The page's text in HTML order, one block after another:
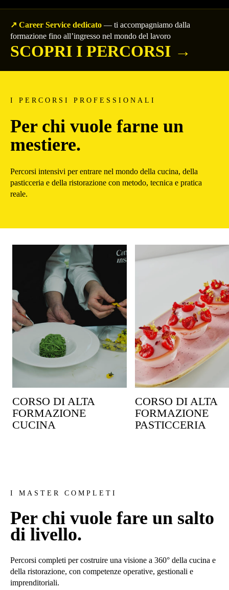
↗ Career Service dedicato — ti accompagniamo dalla
formazione fino all’ingresso nel mondo del lavoro
SCOPRI I PERCORSI →
I PERCORSI PROFESSIONALI
Per chi vuole farne un
mestiere.
Percorsi intensivi per entrare nel mondo della cucina, della
pasticceria e della ristorazione con metodo, tecnica e pratica
reale.
CORSO DI ALTA
FORMAZIONE
CUCINA
CORSO DI ALTA
FORMAZIONE
PASTICCERIA
I MASTER COMPLETI
Per chi vuole fare un salto
di livello.
Percorsi completi per costruire una visione a 360° della cucina e
della ristorazione, con competenze operative, gestionali e
imprenditoriali.